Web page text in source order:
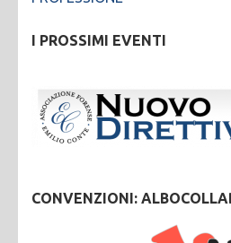
I PROSSIMI EVENTI
CONVENZIONI: